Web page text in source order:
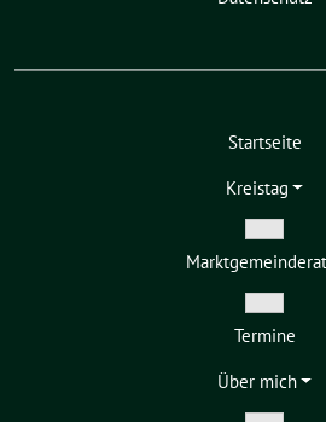
Startseite
Kreistag
Zeige
Markt­gemeinderat
Zeige
Termine
Über mich